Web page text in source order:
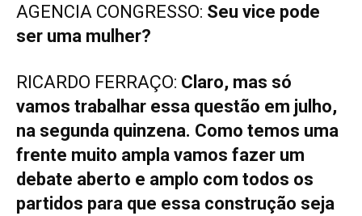
AGENCIA CONGRESSO: Seu vice pode
ser uma mulher?
RICARDO FERRAÇO: Claro, mas só
vamos trabalhar essa questão em julho,
na segunda quinzena. Como temos uma
frente muito ampla vamos fazer um
debate aberto e amplo com todos os
partidos para que essa construção seja